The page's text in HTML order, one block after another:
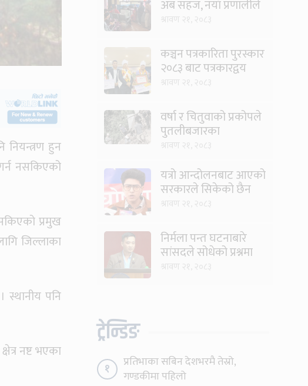
नियन्त्रण हुन
नसकिएको
प्रमुख
जिल्लाका
स्थानीय पनि
नष्ट भएका
अब सहज, नयाँ प्रणालीले
कञ्चन पत्रकारिता पुरस्कार
२०८३ बाट पत्रकारद्वय
वर्षा र चितुवाको प्रकोपले
पुतलीबजारका
यत्रो आन्दोलनबाट आएको
सरकारले सिकेको छैन
भएन ?: मिराज ढुंगाना
निर्मला पन्त घटनाबारे
सांसदले सोधेको प्रश्नमा
ट्रेन्डिङ
१
प्रतिभाका सबिन देशभरमै तेस्रो,
गण्डकीमा पहिलो